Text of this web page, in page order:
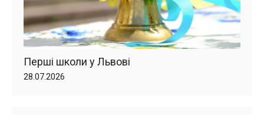
Перші школи у Львові
28.07.2026